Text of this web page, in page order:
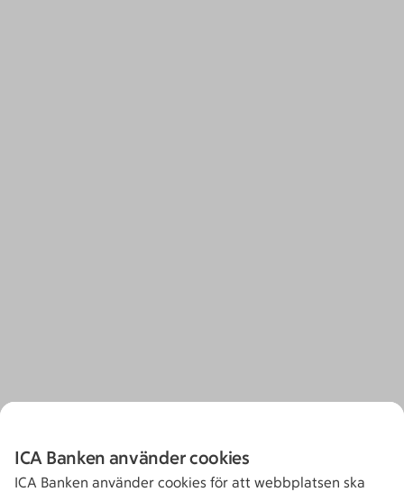
ICA Banken använder cookies
ICA Banken använder cookies för att webbplatsen ska